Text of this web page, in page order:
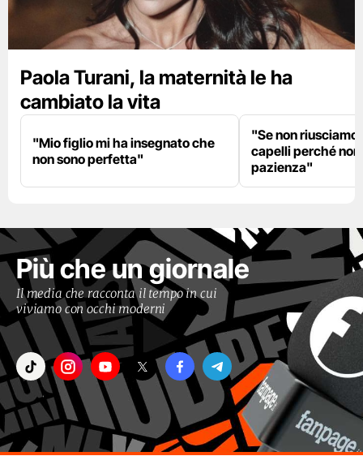
Paola Turani, la maternità le ha
cambiato la vita
"Mio figlio mi ha insegnato che
non sono perfetta"
"Se non riusciamo
capelli perché
pazienza"
Più che un giornale
Il media che racconta il tempo in cui
viviamo con occhi moderni